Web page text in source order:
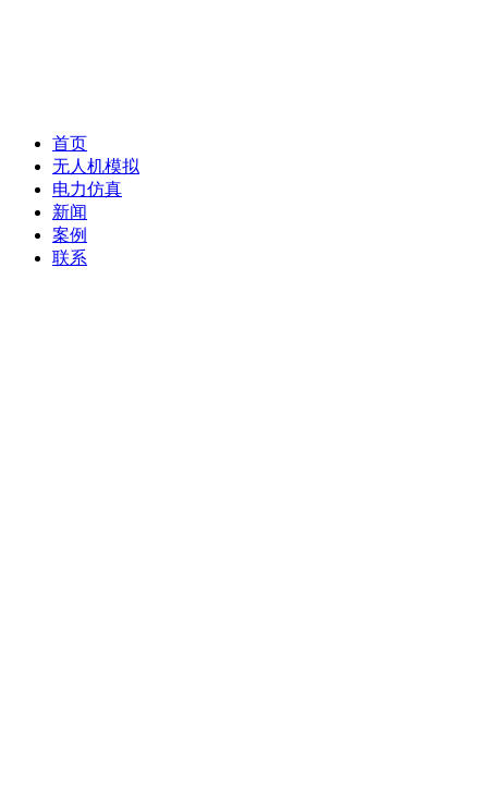
首页
无人机模拟
电力仿真
新闻
案例
联系